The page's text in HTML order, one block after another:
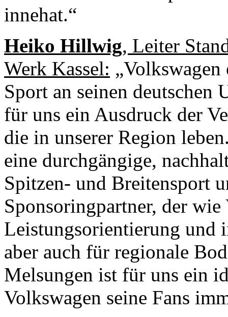
innehat.“
Heiko Hillwig, Leiter
Werk Kassel:
Sport an seinen deutschen
für uns ein Ausdruck der
die in unserer Region
eine durchgängige,
Spitzen- und Breitensport
Sponsoringpartner, der
Leistungsorientierung und
aber auch für regionale
Melsungen ist für uns ein
Volkswagen seine Fans